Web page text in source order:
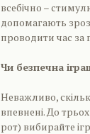
всебічно –
допомагають
проводити час за
Чи безпечна
Неважливо,
впевнені. До
рот) вибирайте